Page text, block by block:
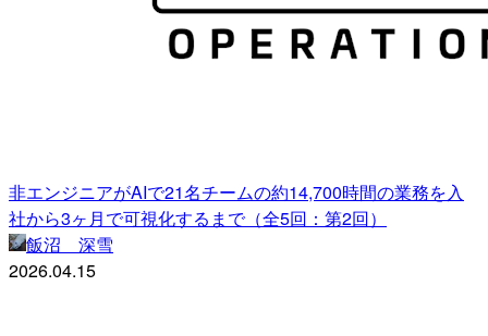
非エンジニアがAIで21名チームの約14,700時間の業務を入
社から3ヶ月で可視化するまで（全5回：第2回）
飯沼 深雪
2026.04.15